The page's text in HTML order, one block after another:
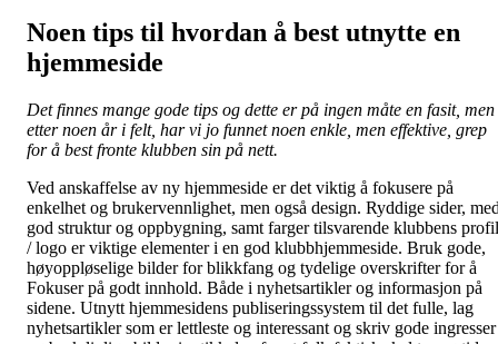
Noen tips til hvordan å best utnytte en
hjemmeside
Det finnes mange gode tips og dette er på ingen måte en fasit, men
etter noen år i felt, har vi jo funnet noen enkle, men effektive, grep
for å best fronte klubben sin på nett.
Ved anskaffelse av ny hjemmeside er det viktig å fokusere på
enkelhet og brukervennlighet, men også design. Ryddige sider,
god struktur og oppbygning, samt farger tilsvarende klubbens profil
/ logo er viktige elementer i en god klubbhjemmeside. Bruk gode,
høyoppløselige bilder for blikkfang og tydelige overskrifter for å
Fokuser på godt innhold. Både i nyhetsartikler og informasjon på
sidene. Utnytt hjemmesidens publiseringssystem til det fulle, lag
nyhetsartikler som er lettleste og interessant og skriv gode ingresser